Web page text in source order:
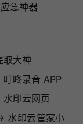
急神器
取大神
咚录音 APP
印云网页
水印云管家小